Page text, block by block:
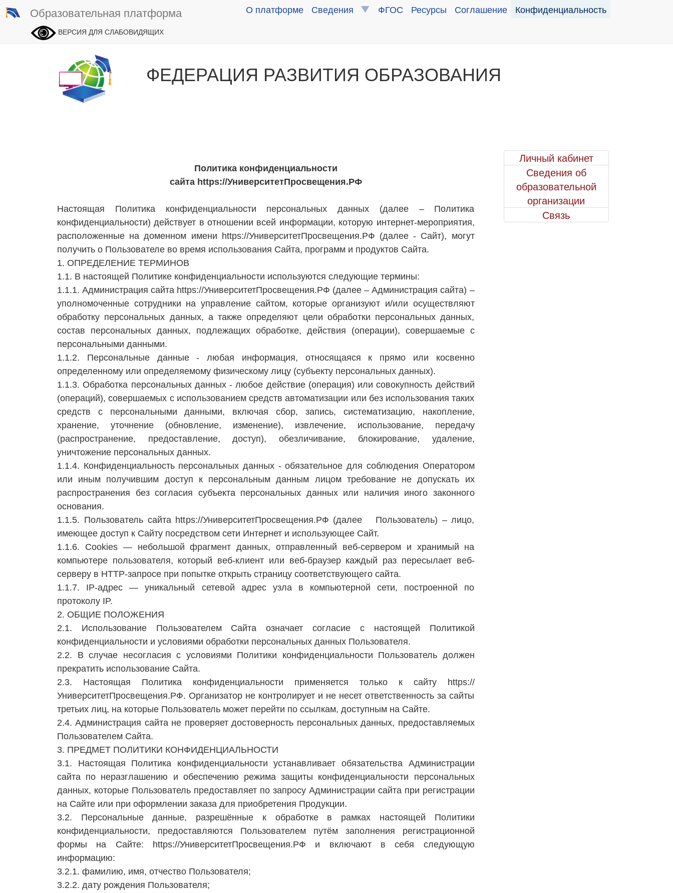
Образовательная платформа
ВЕРСИЯ ДЛЯ СЛАБОВИДЯЩИХ
О платформе Сведения ФГОС Ресурсы Соглашение Конфиденциальность
ФЕДЕРАЦИЯ РАЗВИТИЯ ОБРАЗОВАНИЯ
Политика конфиденциальности
сайта https://УниверситетПросвещения.РФ
Настоящая Политика конфиденциальности персональных данных (далее – Политика
конфиденциальности) действует в отношении всей информации, которую интернет-мероприятия,
расположенные на доменном имени https://УниверситетПросвещения.РФ (далее - Сайт), могут
получить о Пользователе во время использования Сайта, программ и продуктов Сайта.
1. ОПРЕДЕЛЕНИЕ ТЕРМИНОВ
1.1. В настоящей Политике конфиденциальности используются следующие термины:
1.1.1. Администрация сайта https://УниверситетПросвещения.РФ (далее – Администрация сайта) –
уполномоченные сотрудники на управление сайтом, которые организуют и/или осуществляют
обработку персональных данных, а также определяют цели обработки персональных данных,
состав персональных данных, подлежащих обработке, действия (операции), совершаемые с
персональными данными.
1.1.2. Персональные данные - любая информация, относящаяся к прямо или косвенно
определенному или определяемому физическому лицу (субъекту персональных данных).
1.1.3. Обработка персональных данных - любое действие (операция) или совокупность действий
(операций), совершаемых с использованием средств автоматизации или без использования таких
средств с персональными данными, включая сбор, запись, систематизацию, накопление,
хранение, уточнение (обновление, изменение), извлечение, использование, передачу
(распространение, предоставление, доступ), обезличивание, блокирование, удаление,
уничтожение персональных данных.
1.1.4. Конфиденциальность персональных данных - обязательное для соблюдения Оператором
или иным получившим доступ к персональным данным лицом требование не допускать их
распространения без согласия субъекта персональных данных или наличия иного законного
основания.
1.1.5. Пользователь сайта https://УниверситетПросвещения.РФ (далее Пользователь) – лицо,
имеющее доступ к Сайту посредством сети Интернет и использующее Сайт.
1.1.6. Cookies — небольшой фрагмент данных, отправленный веб-сервером и хранимый на
компьютере пользователя, который веб-клиент или веб-браузер каждый раз пересылает веб-
серверу в HTTP-запросе при попытке открыть страницу соответствующего сайта.
1.1.7. IP-адрес — уникальный сетевой адрес узла в компьютерной сети, построенной по
протоколу IP.
2. ОБЩИЕ ПОЛОЖЕНИЯ
2.1. Использование Пользователем Сайта означает согласие с настоящей Политикой
конфиденциальности и условиями обработки персональных данных Пользователя.
2.2. В случае несогласия с условиями Политики конфиденциальности Пользователь должен
прекратить использование Сайта.
2.3. Настоящая Политика конфиденциальности применяется только к сайту https://
УниверситетПросвещения.РФ. Организатор не контролирует и не несет ответственность за сайты
третьих лиц, на которые Пользователь может перейти по ссылкам, доступным на Сайте.
2.4. Администрация сайта не проверяет достоверность персональных данных, предоставляемых
Пользователем Сайта.
3. ПРЕДМЕТ ПОЛИТИКИ КОНФИДЕНЦИАЛЬНОСТИ
3.1. Настоящая Политика конфиденциальности устанавливает обязательства Администрации
сайта по неразглашению и обеспечению режима защиты конфиденциальности персональных
данных, которые Пользователь предоставляет по запросу Администрации сайта при регистрации
на Сайте или при оформлении заказа для приобретения Продукции.
3.2. Персональные данные, разрешённые к обработке в рамках настоящей Политики
конфиденциальности, предоставляются Пользователем путём заполнения регистрационной
формы на Сайте: https://УниверситетПросвещения.РФ и включают в себя следующую
информацию:
3.2.1. фамилию, имя, отчество Пользователя;
3.2.2. дату рождения Пользователя;
Личный кабинет
Сведения об
образовательной
организации
Связь